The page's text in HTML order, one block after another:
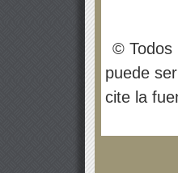
© Todos
puede
cite la